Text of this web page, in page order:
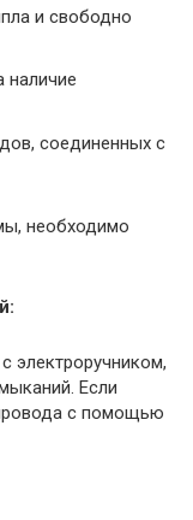
и свободно
наличие
соединенных с
необходимо
электроручником,
Если
с помощью